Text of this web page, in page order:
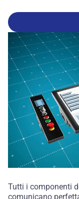
Tutti i componenti
comunicano